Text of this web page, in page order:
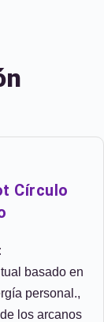
Círculo
basado en
personal.,
los arcanos